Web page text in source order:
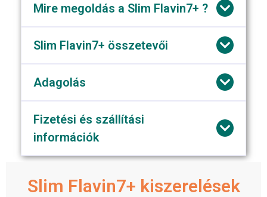
Mire megoldás a Slim Flavin7+ ?
Slim Flavin7+ összetevői
Adagolás
Fizetési és szállítási
információk
Slim Flavin7+ kiszerelések